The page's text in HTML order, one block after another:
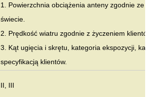
1. Powierzchnia obciążenia anteny zgodnie ze
świecie.
2. Prędkość wiatru zgodnie z życzeniem klientów.
3. Kąt ugięcia i skrętu, kategoria ekspozycji,
specyfikacją klientów.
II, III